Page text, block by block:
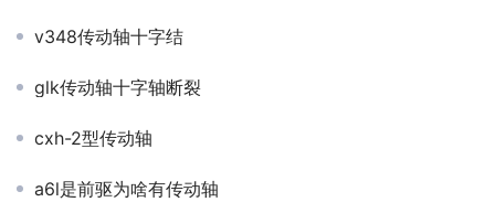
v348传动轴十字结
glk传动轴十字轴断裂
cxh-2型传动轴
a6l是前驱为啥有传动轴